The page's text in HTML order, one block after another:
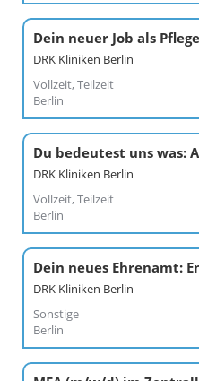
DRK Kliniken Berlin
Vollzeit, Teilzeit
Berlin
DRK Kliniken Berlin
Vollzeit, Teilzeit
Berlin
DRK Kliniken Berlin
Sonstige
Berlin